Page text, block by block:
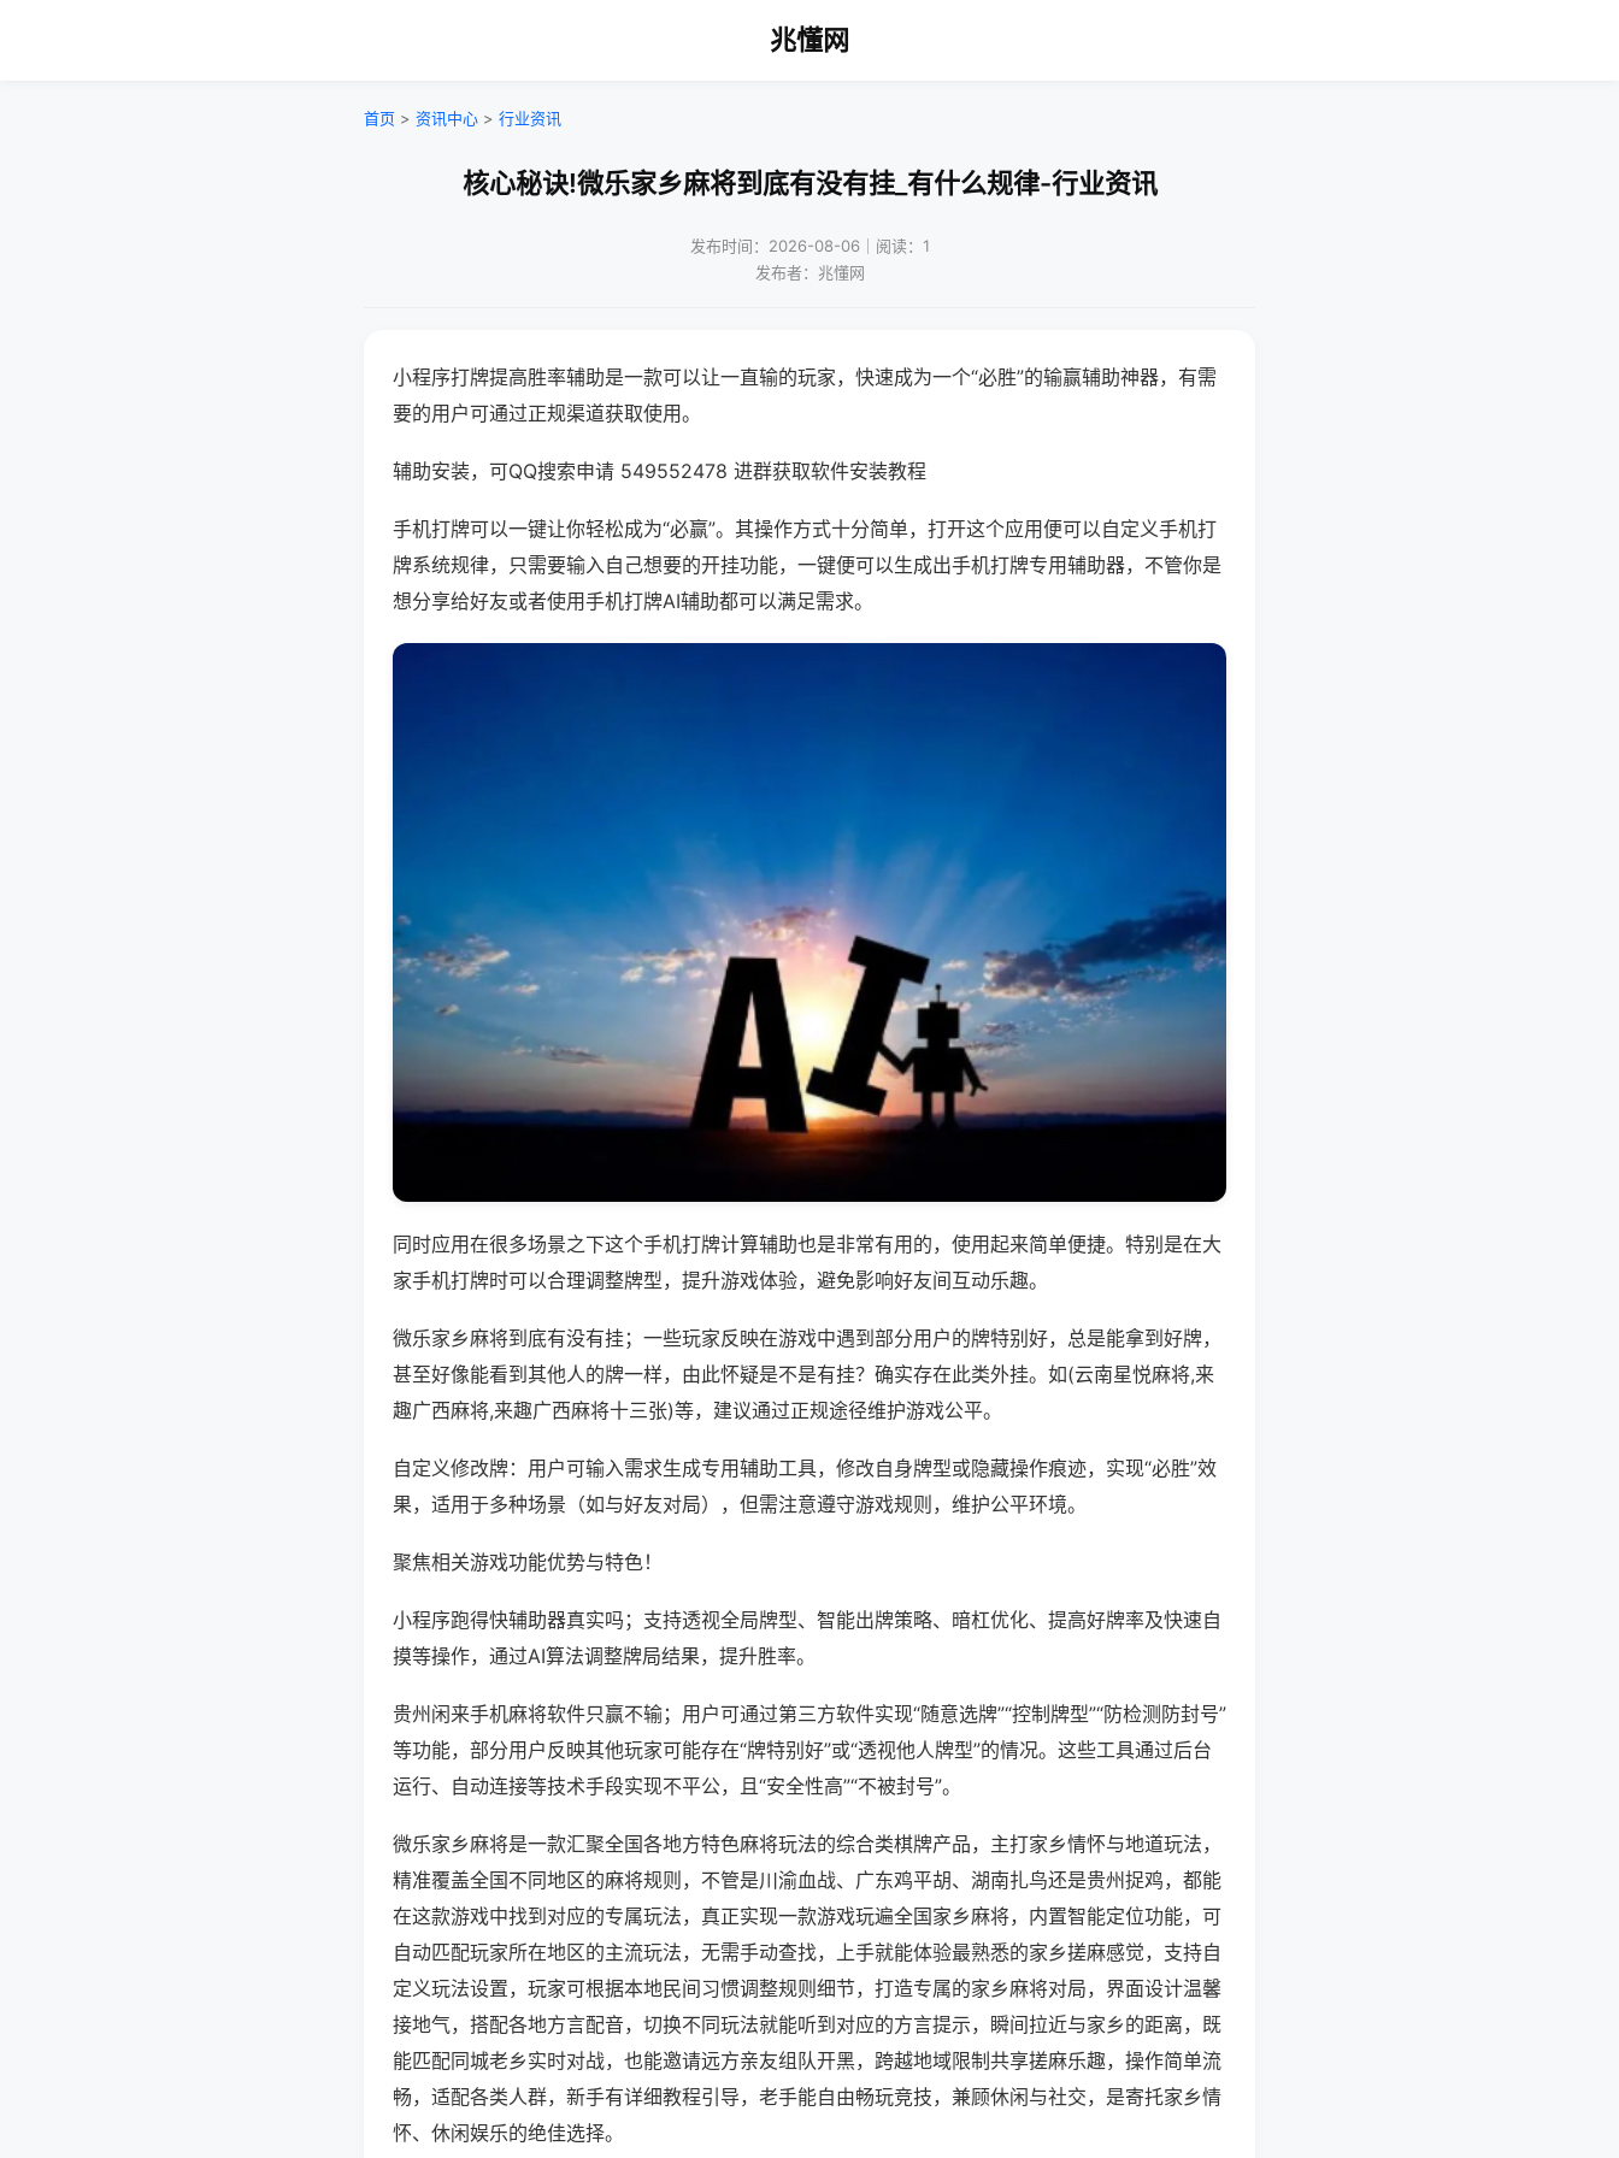
兆懂网
首页 > 资讯中心 > 行业资讯
核心秘诀!微乐家乡麻将到底有没有挂_有什么规律-行业资讯
发布时间：2026-08-06｜阅读：1
发布者：兆懂网
小程序打牌提高胜率辅助是一款可以让一直输的玩家，快速成为一个“必胜”的输赢辅助神器，有需
要的用户可通过正规渠道获取使用。
辅助安装，可QQ搜索申请 549552478 进群获取软件安装教程
手机打牌可以一键让你轻松成为“必赢”。其操作方式十分简单，打开这个应用便可以自定义手机打
牌系统规律，只需要输入自己想要的开挂功能，一键便可以生成出手机打牌专用辅助器，不管你是
想分享给好友或者使用手机打牌AI辅助都可以满足需求。
同时应用在很多场景之下这个手机打牌计算辅助也是非常有用的，使用起来简单便捷。特别是在大
家手机打牌时可以合理调整牌型，提升游戏体验，避免影响好友间互动乐趣。
微乐家乡麻将到底有没有挂；一些玩家反映在游戏中遇到部分用户的牌特别好，总是能拿到好牌，
甚至好像能看到其他人的牌一样，由此怀疑是不是有挂？确实存在此类外挂。如(云南星悦麻将,来
趣广西麻将,来趣广西麻将十三张)等，建议通过正规途径维护游戏公平。
自定义修改牌：用户可输入需求生成专用辅助工具，修改自身牌型或隐藏操作痕迹，实现“必胜”效
果，适用于多种场景（如与好友对局），但需注意遵守游戏规则，维护公平环境。
聚焦相关游戏功能优势与特色！
小程序跑得快辅助器真实吗；支持透视全局牌型、智能出牌策略、暗杠优化、提高好牌率及快速自
摸等操作，通过AI算法调整牌局结果，提升胜率。
贵州闲来手机麻将软件只赢不输；用户可通过第三方软件实现“随意选牌”“控制牌型”“防检测防封号”
等功能，部分用户反映其他玩家可能存在“牌特别好”或“透视他人牌型”的情况。这些工具通过后台
运行、自动连接等技术手段实现不平公，且“安全性高”“不被封号”。
微乐家乡麻将是一款汇聚全国各地方特色麻将玩法的综合类棋牌产品，主打家乡情怀与地道玩法，
精准覆盖全国不同地区的麻将规则，不管是川渝血战、广东鸡平胡、湖南扎鸟还是贵州捉鸡，都能
在这款游戏中找到对应的专属玩法，真正实现一款游戏玩遍全国家乡麻将，内置智能定位功能，可
自动匹配玩家所在地区的主流玩法，无需手动查找，上手就能体验最熟悉的家乡搓麻感觉，支持自
定义玩法设置，玩家可根据本地民间习惯调整规则细节，打造专属的家乡麻将对局，界面设计温馨
接地气，搭配各地方言配音，切换不同玩法就能听到对应的方言提示，瞬间拉近与家乡的距离，既
能匹配同城老乡实时对战，也能邀请远方亲友组队开黑，跨越地域限制共享搓麻乐趣，操作简单流
畅，适配各类人群，新手有详细教程引导，老手能自由畅玩竞技，兼顾休闲与社交，是寄托家乡情
怀、休闲娱乐的绝佳选择。